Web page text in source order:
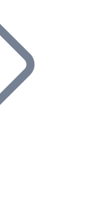
entreprise et
et
service